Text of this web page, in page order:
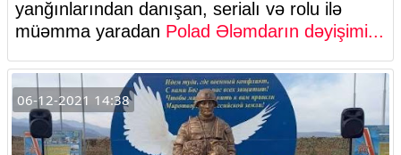
yanğınlarından danışan, serialı və rolu ilə
müəmma yaradan Polad Ələmdarın dəyişimi...
06-12-2021 14:38